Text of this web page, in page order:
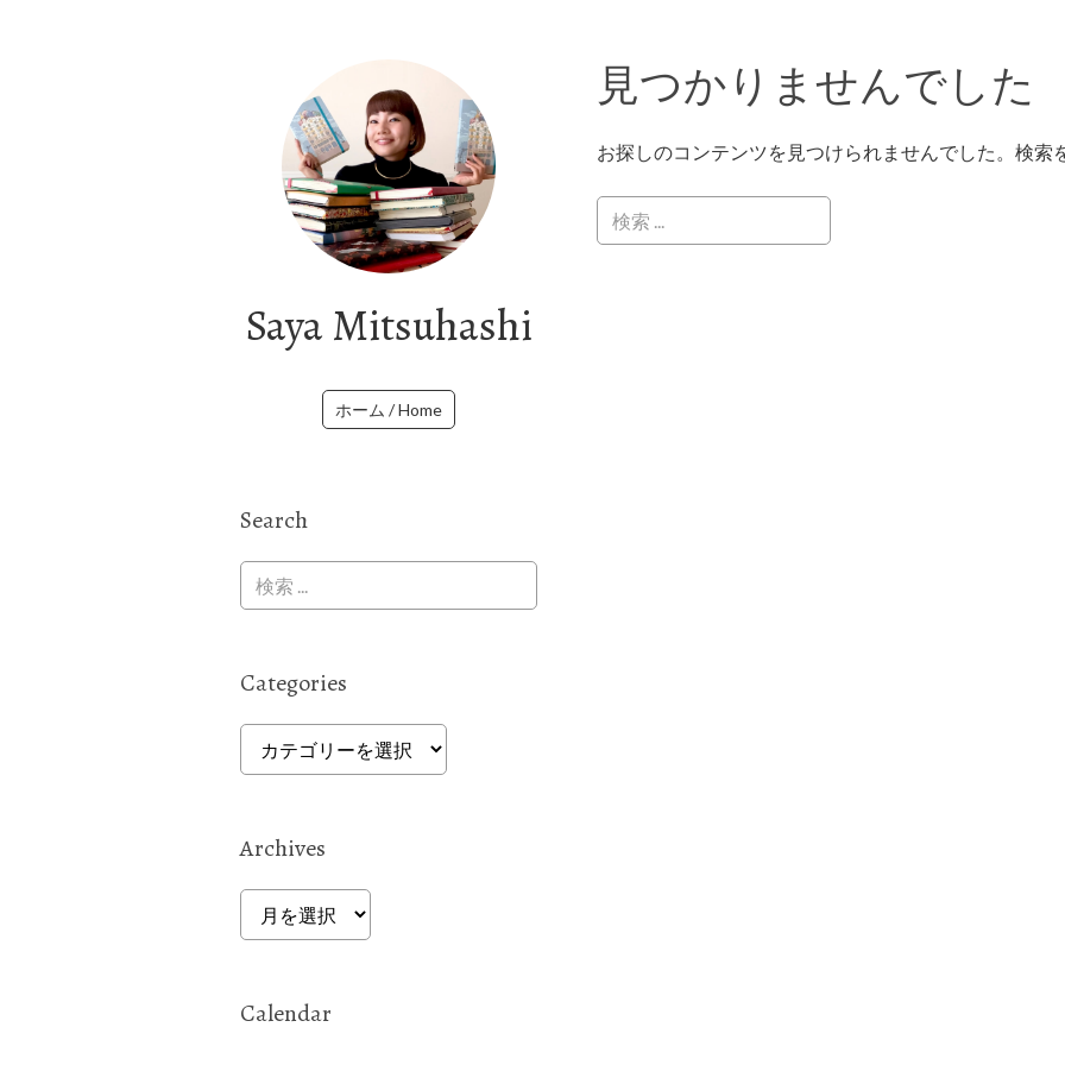
Saya Mitsuhashi
ホーム / Home
見つかりませんでした
お探しのコンテンツを見つけられませんでした。検索
Search
Categories
Categories
Archives
Archives
Calendar